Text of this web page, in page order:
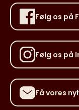
Følg os på
Følg os på
Få vores